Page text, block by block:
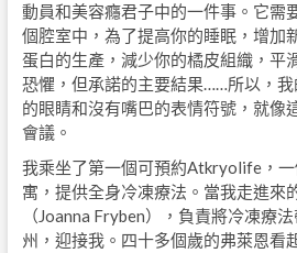
動員和美容癮君子中的一件事。它需
個腔室中，為了提高你的睡眠，增加
蛋白的生產，減少你的橘皮組織，平
恐懼，但承諾的主要結果……所以，
的眼睛和沒有嘴巴的表情符號，就像
會議。
我乘坐了第一個可預約Atkryolife，
寓，提供全身冷凍療法。當我走進來
（Joanna Fryben），負責將冷凍療
州，迎接我。四十多個歲的弗萊恩看